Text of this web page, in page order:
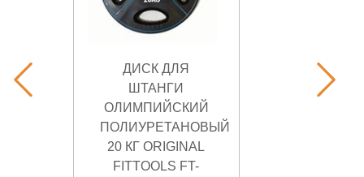
ДИСК ДЛЯ
ШТАНГИ
ОЛИМПИЙСКИЙ
ПОЛИУРЕТАНОВЫЙ
20 КГ ORIGINAL
FITTOOLS FT-